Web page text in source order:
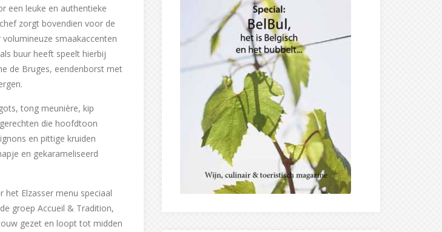
een leuke en authentieke
zorgt bovendien voor de
smaakaccenten
buur heeft speelt hierbij
de Bruges, eendenborst met
tong meunière, kip
die hoofdtoon
en pittige kruiden
en gekarameliseerd
Elzasser menu speciaal
groep Accueil & Tradition,
gezet en loopt tot midden